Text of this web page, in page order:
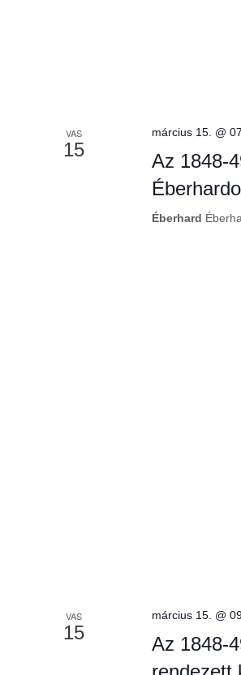
VAS
15
március 15. @
Az 1848-
Éberhard
VAS
15
március 15. @
Az 1848-